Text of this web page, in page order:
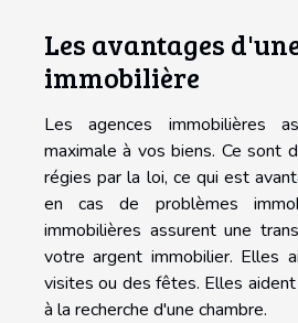
Les avantages
immobilière
Les agences immobilières
maximale à vos biens. Ce sont
régies par la loi, ce qui est
en cas de problèmes
immobilières assurent une
votre argent immobilier. Elles
visites ou des fêtes. Elles
à la recherche d'une chambre.